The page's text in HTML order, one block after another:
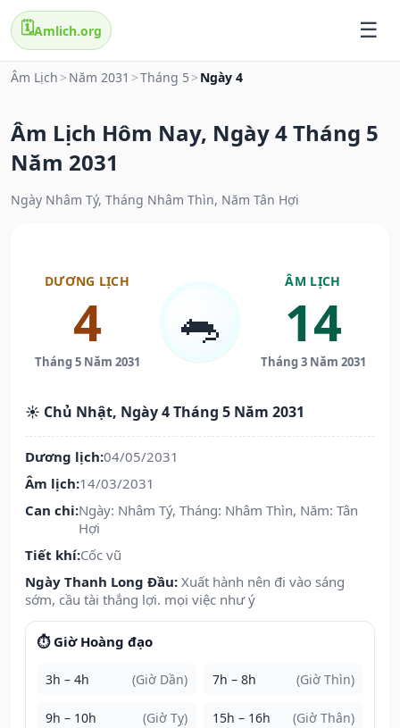
🗓️Amlich.org
Âm Lịch > Năm 2031 >Tháng 5 > Ngày 4
Âm Lịch Hôm Nay, Ngày 4 Tháng 5
Năm 2031
Ngày Nhâm Tý, Tháng Nhâm Thìn, Năm Tân Hợi
DƯƠNG LỊCH
4
Tháng 5 Năm 2031
🐀
ÂM LỊCH
14
Tháng 3 Năm 2031
☀️ Chủ Nhật, Ngày 4 Tháng 5 Năm 2031
Dương lịch:04/05/2031
Âm lịch:14/03/2031
Can chi:Ngày: Nhâm Tý, Tháng: Nhâm Thìn, Năm: Tân
Hợi
Tiết khí:Cốc vũ
Ngày Thanh Long Đầu: Xuất hành nên đi vào sáng
sớm, cầu tài thắng lợi. mọi việc như ý
⏱️ Giờ Hoàng đạo
3h – 4h (Giờ Dần) 7h – 8h (Giờ Thìn)
9h – 10h (Giờ Tỵ) 15h – 16h (Giờ Thân)